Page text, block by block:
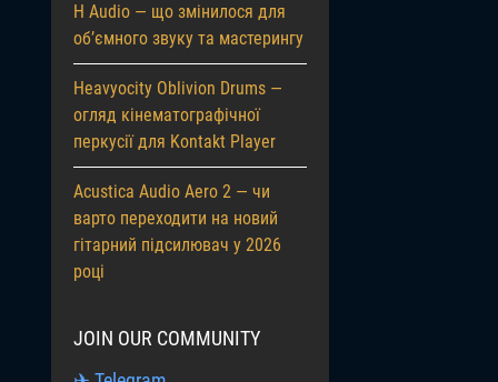
H Audio — що змінилося для
об’ємного звуку та мастерингу
Heavyocity Oblivion Drums —
огляд кінематографічної
перкусії для Kontakt Player
Acustica Audio Aero 2 — чи
варто переходити на новий
гітарний підсилювач у 2026
році
JOIN OUR COMMUNITY